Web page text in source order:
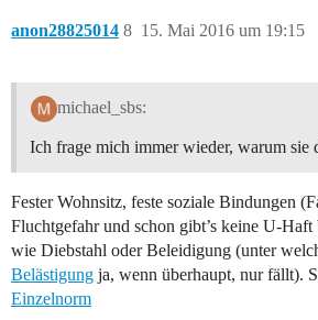
anon28825014 15. Mai 2016 um 19:15
8
michael_sbs:
Ich frage mich immer wieder, warum sie
Fester Wohnsitz, feste soziale Bindungen
Fluchtgefahr und schon gibt’s keine U-
wie Diebstahl oder Beleidigung (unter
Belästigung ja, wenn überhaupt, nur fällt).
Einzelnorm